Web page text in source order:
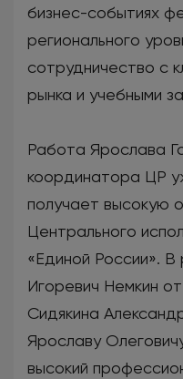
бизнес-событиях
регионального
сотрудничество с
рынка и учебными
Работа Ярослава
координатора ЦР
получает высокую
Центрального
«Единой России».
Игоревич Немкин
Сидякина
Ярославу
высокий